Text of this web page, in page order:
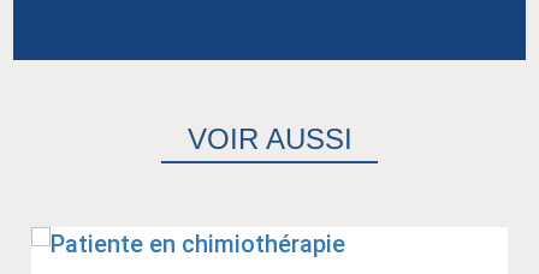
VOIR AUSSI